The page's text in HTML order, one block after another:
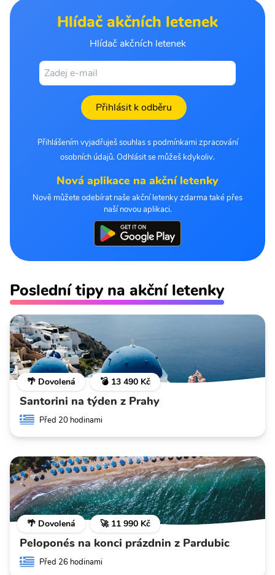
Hlídač akčních letenek
Hlídač akčních letenek
Přihlásit k odběru
Přihlášením vyjadřuješ souhlas s podmínkami zpracování
osobních údajů. Odhlásit se můžeš kdykoliv.
Nová aplikace na akční letenky
Nově můžete odebírat naše akční letenky zdarma také přes
naší novou aplikaci.
Poslední tipy na akční letenky
🌴 Dovolená 💣 13 490 Kč
Santorini na týden z Prahy
Před 20 hodinami
🌴 Dovolená 🚀 11 990 Kč
Peloponés na konci prázdnin z Pardubic
Před 26 hodinami